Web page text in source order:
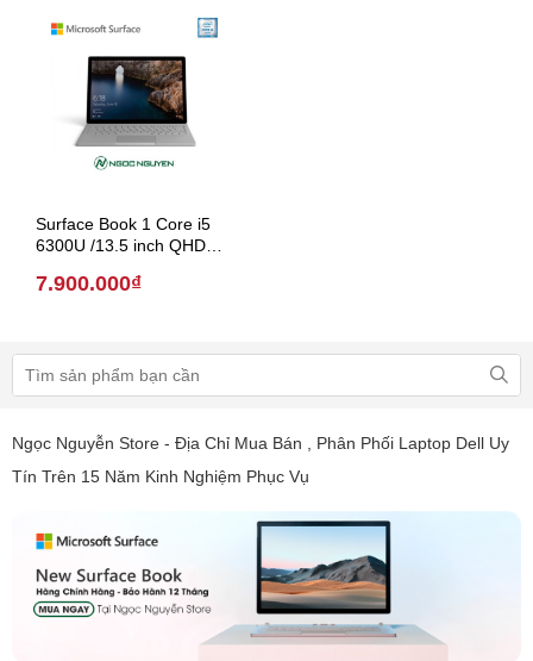
Surface Book 1 Core i5
6300U /13.5 inch QHD
7.900.000₫
Ngọc Nguyễn Store - Địa Chỉ Mua Bán , Phân Phối Laptop Dell Uy
Tín Trên 15 Năm Kinh Nghiệm Phục Vụ